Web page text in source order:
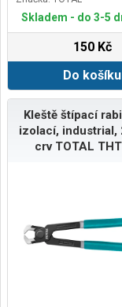
Skladem - do 3-5
150 Kč
Do košíku
Kleště štípací
izolací, industrial,
crv TOTAL